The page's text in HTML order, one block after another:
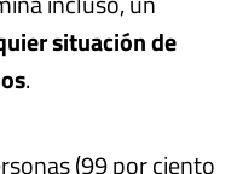
situación de
.
(99 por ciento